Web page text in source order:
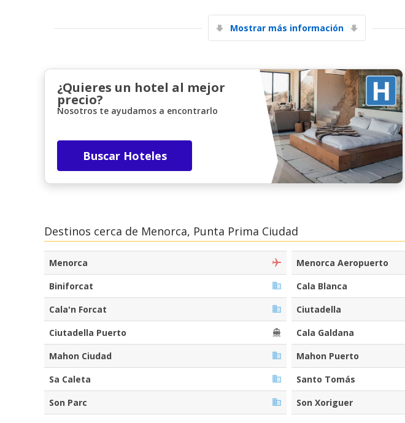
Mostrar más información
¿Quieres un hotel al mejor
precio?
Nosotros te ayudamos a encontrarlo
Buscar Hoteles
Destinos cerca de Menorca, Punta Prima Ciudad
Menorca Menorca Aeropuerto
Biniforcat
Cala Blanca
Cala'n Forcat
Ciutadella
Ciutadella Puerto
Cala Galdana
Mahon Ciudad
Mahon Puerto
Sa Caleta
Santo Tomás
Son Parc
Son Xoriguer
Descuentos
Accede a ofertas
proveedores.
Iniciar